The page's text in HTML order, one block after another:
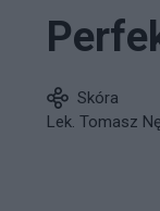
Skóra
Lek. Tomasz